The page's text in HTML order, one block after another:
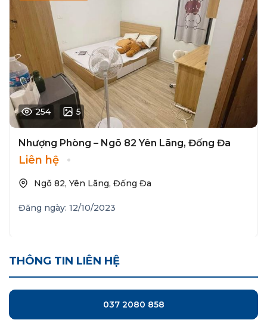
254 5
Nhượng Phòng – Ngõ 82 Yên Lãng, Đống Đa
Liên hệ
Ngõ 82, Yên Lãng, Đống Đa
Đăng ngày: 12/10/2023
THÔNG TIN LIÊN HỆ
037 2080 858